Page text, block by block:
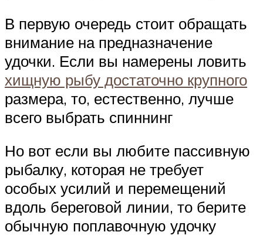
В первую очередь стоит обращать
внимание на предназначение
удочки. Если вы намерены ловить
хищную рыбу достаточно крупного
размера, то, естественно, лучше
всего выбрать спиннинг
Но вот если вы любите пассивную
рыбалку, которая не требует
особых усилий и перемещений
вдоль береговой линии, то берите
обычную поплавочную удочку